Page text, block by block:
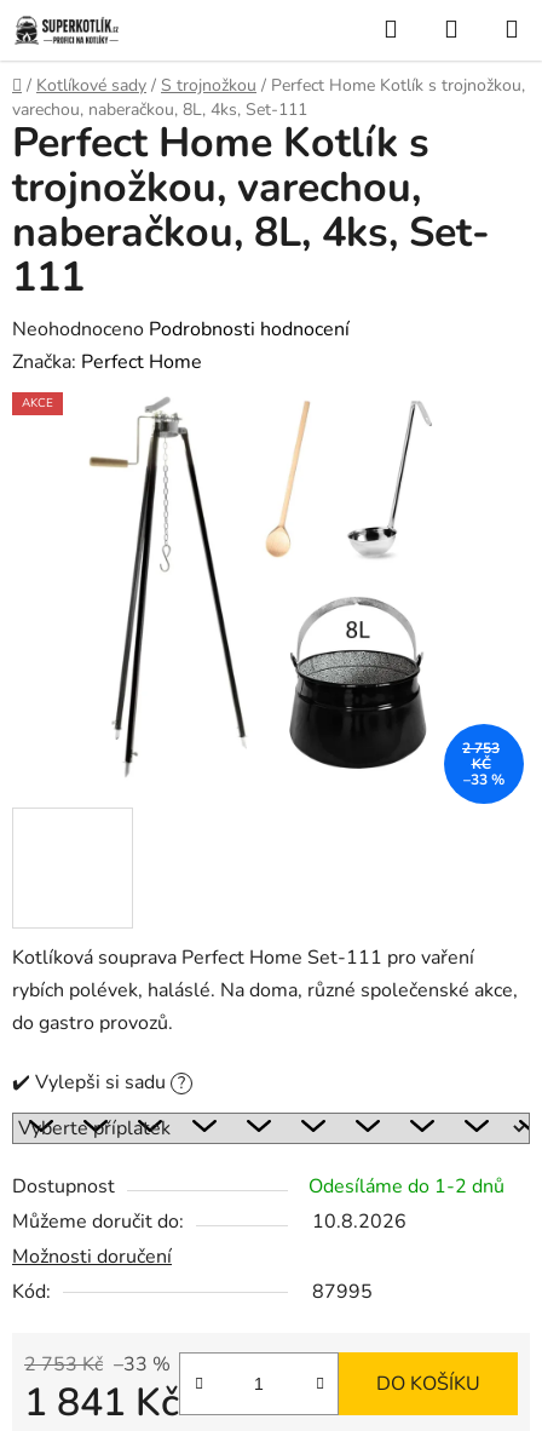
Přejít
na
obsah
Hledat
KOŠÍK
Domů
/ Kotlíkové sady / S trojnožkou / Perfect Home Kotlík s trojnožkou,
varechou, naberačkou, 8L, 4ks, Set-111
Kotlíková souprava Perfect Home Set-111 pro vaření
rybích polévek, haláslé. Na doma, různé společenské akce,
do gastro provozů.
✔️ Vylepši si sadu ?
Dostupnost
Odesíláme do 1-2 dnů
Můžeme doručit do:
10.8.2026
Možnosti doručení
Kód:
87995
2 753 Kč –33 %
1 841 Kč DO KOŠÍKU
Perfect Home Kotlík s
trojnožkou, varechou,
naberačkou, 8L, 4ks, Set-
111
Průměrné
hodnocení
produktu
Neohodnoceno Podrobnosti hodnocení
Značka: Perfect Home
AKCE
2 753
KČ
–33 %